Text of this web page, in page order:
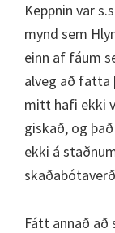
Keppnin var
mynd sem
einn af fáum
alveg að fatta
mitt hafi ekki
giskað, og
ekki á
Fátt annað að